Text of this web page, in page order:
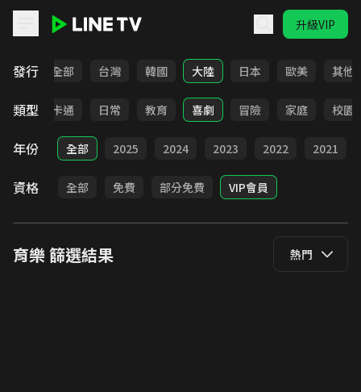
升級VIP
發行 全部 台灣 韓國 大陸 日本 歐美 其他
類型
全部 卡通 日常 教育 喜劇 冒險 家庭 校園
年份 全部 2025 2024 2023 2022 2021
資格 全部 免費 部分免費 VIP會員
育樂篩選結果 熱門